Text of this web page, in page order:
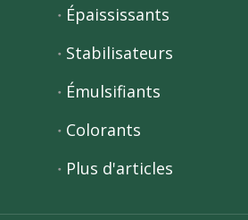
Épaississants
Stabilisateurs
Émulsifiants
Colorants
Plus d'articles